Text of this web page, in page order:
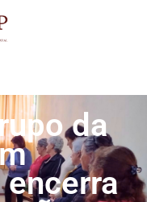
da
encerra